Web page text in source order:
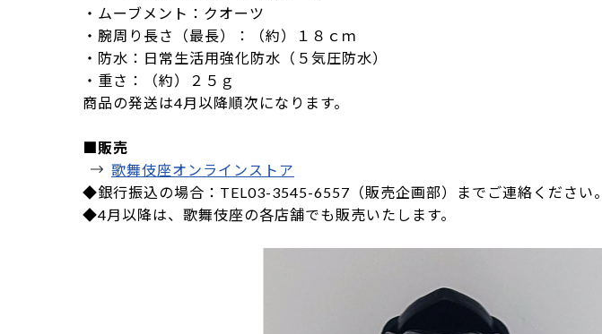
・ムーブメント：クオーツ
・腕周り長さ（最長）：（約）１８ｃｍ
・防水：日常生活用強化防水（５気圧防水）
・重さ：（約）２５ｇ
商品の発送は4月以降順次になります。
■販売
歌舞伎座オンラインストア
◆銀行振込の場合：TEL03-3545-6557（販売企画部）までご連絡ください。
◆4月以降は、歌舞伎座の各店舗でも販売いたします。